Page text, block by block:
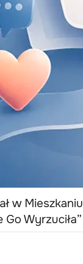
w
Go Wyrzuciła”